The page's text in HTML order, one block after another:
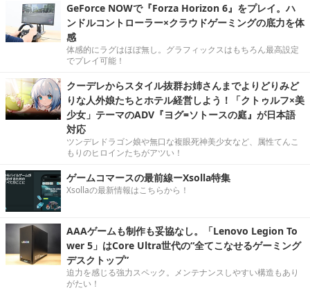
GeForce NOWで『Forza Horizon 6』をプレイ。ハ
ンドルコントローラー×クラウドゲーミングの底力を体
感
体感的にラグはほぼ無し。グラフィックスはもちろん最高設定
でプレイ可能！
クーデレからスタイル抜群お姉さんまでよりどりみど
りな人外娘たちとホテル経営しよう！「クトゥルフ×美
少女」テーマのADV『ヨグ=ソトースの庭』が日本語
対応
ツンデレドラゴン娘や無口な複眼死神美少女など、属性てんこ
もりのヒロインたちがアツい！
ゲームコマースの最前線ーXsolla特集
Xsollaの最新情報はこちらから！
AAAゲームも制作も妥協なし。「Lenovo Legion To
wer 5」はCore Ultra世代の“全てこなせるゲーミング
デスクトップ”
迫力を感じる強力スペック。メンテナンスしやすい構造もあり
がたい！